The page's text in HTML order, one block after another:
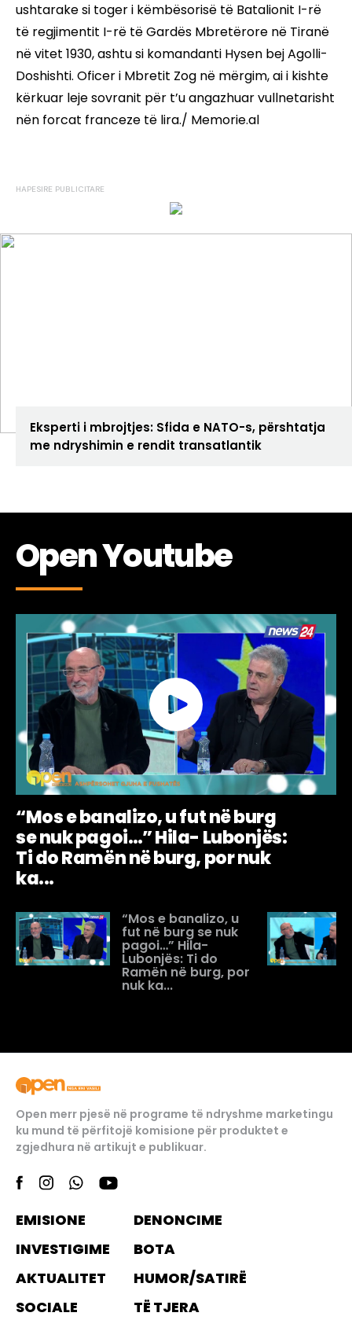
ushtarake si toger i këmbësorisë të Batalionit I-rë
të regjimentit I-rë të Gardës Mbretërore në Tiranë
në vitet 1930, ashtu si komandanti Hysen bej Agolli-
Doshishti. Oficer i Mbretit Zog në mërgim, ai i kishte
kërkuar leje sovranit për t’u angazhuar vullnetarisht
nën forcat franceze të lira./ Memorie.al
Eksperti i mbrojtjes: Sfida e NATO-s, përshtatja
me ndryshimin e rendit transatlantik
Open Youtube
“Mos e banalizo, u fut në burg
se nuk pagoi…” Hila- Lubonjës:
Ti do Ramën në burg, por nuk
ka...
“Mos e banalizo, u
fut në burg se nuk
pagoi…” Hila-
Lubonjës: Ti do
Ramën në burg, por
nuk ka...
Open merr pjesë në programe të ndryshme marketingu
ku mund të përfitojë komisione për produktet e
zgjedhura në artikujt e publikuar.
EMISIONE
INVESTIGIME
AKTUALITET
SOCIALE
DENONCIME
BOTA
HUMOR/SATIRË
TË TJERA